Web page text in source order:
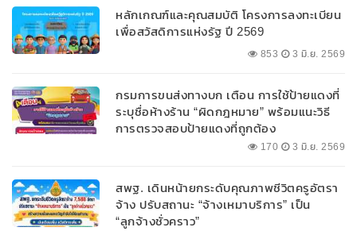
หลักเกณฑ์และคุณสมบัติ โครงการลงทะเบียน
เพื่อสวัสดิการแห่งรัฐ ปี 2569
853 3 มิ.ย. 2569
กรมการขนส่งทางบก เตือน การใช้ป้ายแดงที่
ระบุชื่อห้างร้าน “ผิดกฎหมาย” พร้อมแนะวิธี
การตรวจสอบป้ายแดงที่ถูกต้อง
170 3 มิ.ย. 2569
สพฐ. เดินหน้ายกระดับคุณภาพชีวิตครูอัตรา
จ้าง ปรับสถานะ “จ้างเหมาบริการ” เป็น
“ลูกจ้างชั่วคราว”